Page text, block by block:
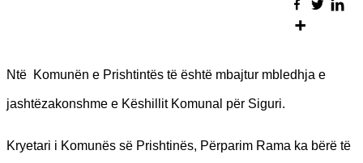
Ntë Komunën e Prishtintës të është mbajtur mbledhja e
jashtëzakonshme e Këshillit Komunal për Siguri.
Kryetari i Komunës së Prishtinës, Përparim Rama ka bërë të